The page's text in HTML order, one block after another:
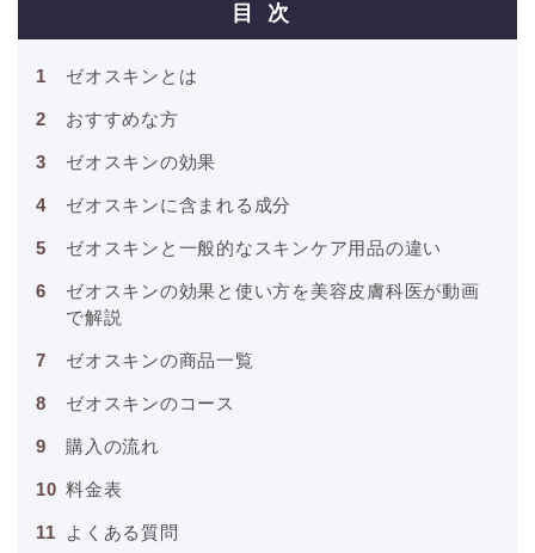
目次
ゼオスキンとは
おすすめな方
ゼオスキンの効果
ゼオスキンに含まれる成分
ゼオスキンと一般的なスキンケア用品の違い
ゼオスキンの効果と使い方を美容皮膚科医が動画
で解説
ゼオスキンの商品一覧
ゼオスキンのコース
購入の流れ
料金表
よくある質問